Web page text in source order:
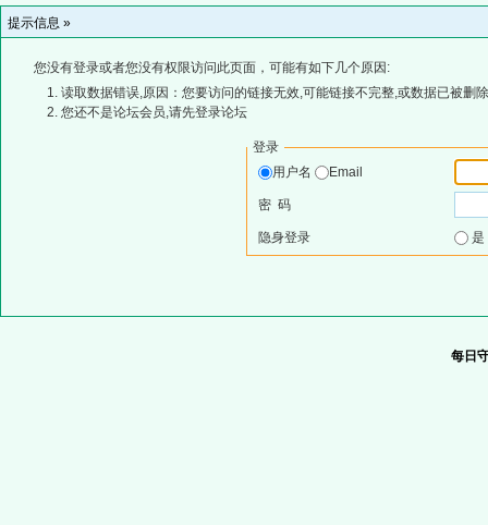
提示信息 »
您没有登录或者您没有权限访问此页面，可能有如下几个原因:
读取数据错误,原因：您要访问的链接无效,可能链接不完整,或数据已被删
您还不是论坛会员,请先登录论坛
登录
用户名
Email
密 码
隐身登录
每日